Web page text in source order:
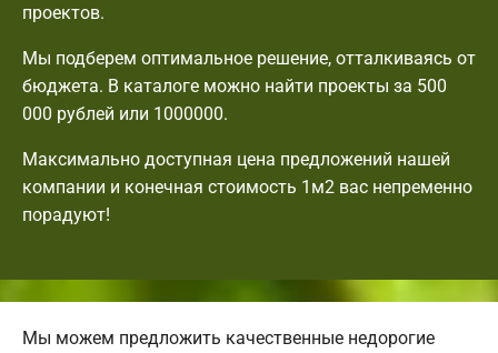
проектов.
Мы подберем оптимальное решение, отталкиваясь от
бюджета. В каталоге можно найти проекты за 500
000 рублей или 1000000.
Максимально доступная цена предложений нашей
компании и конечная стоимость 1м2 вас непременно
порадуют!
Мы можем предложить качественные недорогие